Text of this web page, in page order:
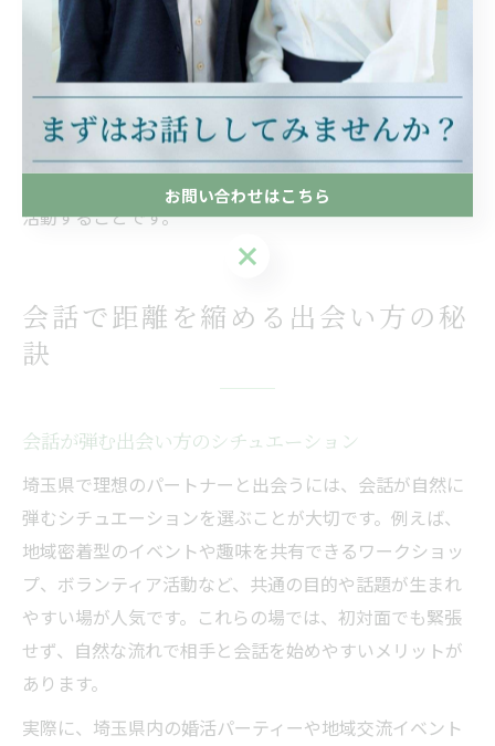
す。自分のペースで活動できる環境を選ぶことで、無理
なく理想のパートナー探しを続けられます。
実際に、「サポートが手厚くて安心して活動できた」
「地元のイベントでリラックスして出会えた」などの声
が多く寄せられています。安心感を得るコツは、自分に
合った出会い方やサービスを見極め、信頼できる環境で
活動することです。
会話で距離を縮める出会い方の秘
訣
会話が弾む出会い方のシチュエーション
埼玉県で理想のパートナーと出会うには、会話が自然に
弾むシチュエーションを選ぶことが大切です。例えば、
地域密着型のイベントや趣味を共有できるワークショッ
プ、ボランティア活動など、共通の目的や話題が生まれ
やすい場が人気です。これらの場では、初対面でも緊張
せず、自然な流れで相手と会話を始めやすいメリットが
あります。
実際に、埼玉県内の婚活パーティーや地域交流イベント
お問い合わせはこちら
お問い合わせはこちら